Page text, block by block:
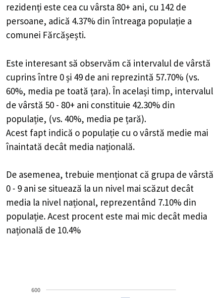
rezidenți este cea cu vârsta 80+ ani, cu 142 de
persoane, adică 4.37% din întreaga populație a
comunei Fărcășești.
Este interesant să observăm că intervalul de vârstă
cuprins între 0 și 49 de ani reprezintă 57.70% (vs.
60%, media pe toată țara). În același timp, intervalul
de vârstă 50 - 80+ ani constituie 42.30% din
populație, (vs. 40%, media pe țară).
Acest fapt indică o populație cu o vârstă medie mai
înaintată decât media națională.
De asemenea, trebuie menționat că grupa de vârstă
0 - 9 ani se situează la un nivel mai scăzut decât
media la nivel național, reprezentând 7.10% din
populație. Acest procent este mai mic decât media
națională de 10.4%
600